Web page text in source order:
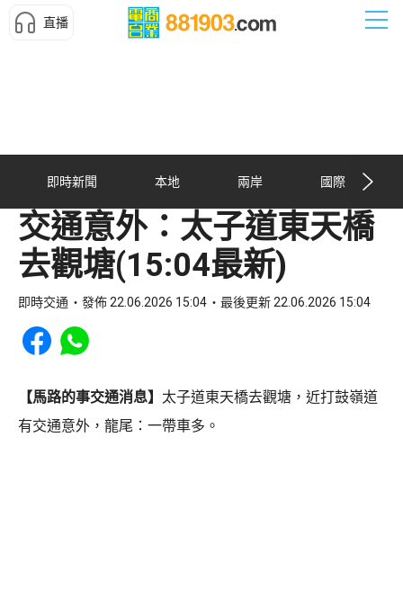
直播
即時新聞 本地 兩岸 國際
交通意外：太子道東天橋
去觀塘(15:04最新)
即時交通 發佈 22.06.2026 15:04 最後更新 22.06.2026 15:04
Share to Facebook
Share to WhatsApp
【馬路的事交通消息】 太子道東天橋去觀塘，近打鼓嶺道
有交通意外，龍尾：一帶車多。